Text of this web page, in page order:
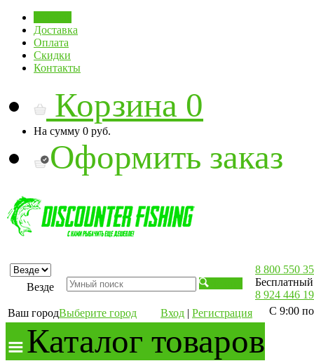
Доставка
Оплата
Скидки
Контакты
Корзина 0
На сумму 0 руб.
Оформить заказ
Везде
Ваш городВыберите город Вход | Регистрация
8 800 550
8 924 446
С 9:00
Каталог товаров